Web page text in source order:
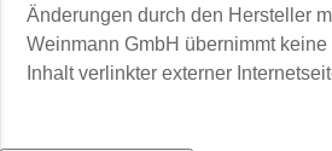
Änderungen durch den Hersteller
Weinmann GmbH übernimmt
Inhalt verlinkter externer